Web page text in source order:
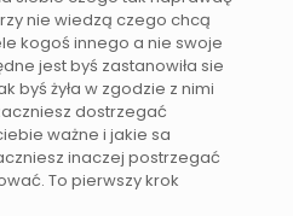
nie wiedzą czego chcą
kogoś innego a nie swoje
jest byś zastanowiła sie
byś żyła w zgodzie z nimi
dostrzegać
ważne i jakie sa
inaczej postrzegać
To pierwszy krok